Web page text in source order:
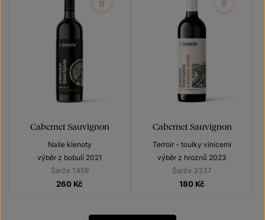
Cabernet Sauvignon
Naše klenoty
výběr z bobulí 2021
Šarže 1459
260 Kč
Cabernet Sauvignon
Terroir - toulky vinicemi
výběr z hroznů 2023
Šarže 3337
180 Kč